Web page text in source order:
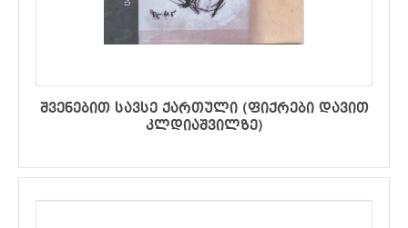
შვენებით სავსე ქართული (ფიქრები დავით
კლდიაშვილზე)